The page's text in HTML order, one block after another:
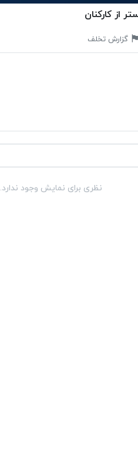
از کارکنان
گزارش تخلف
نظری برای نمایش وجود ندارد.